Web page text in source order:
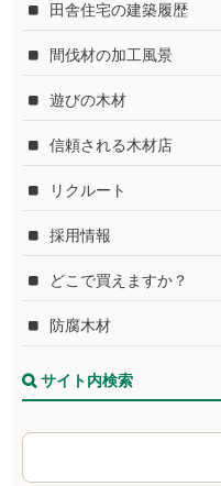
田舎住宅の建築履歴
間伐材の加工風景
遊びの木材
信頼される木材店
リクルート
採用情報
どこで買えますか？
防腐木材
サイト内検索